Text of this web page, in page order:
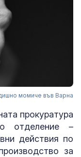
момиче във Варна
прокуратура
отделение –
действия по
за